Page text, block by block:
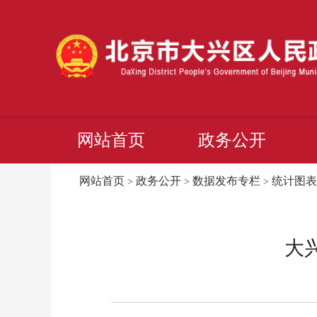
网站首页 政务公开
网站首页 > 政务公开 > 数据发布专栏 > 统计图表
大